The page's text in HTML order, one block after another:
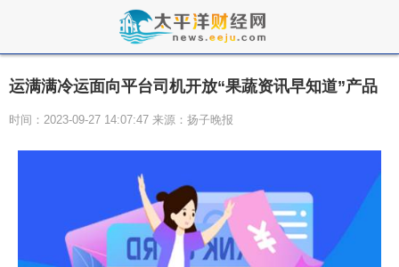
运满满冷运面向平台司机开放“果蔬资讯早知道”产品
时间：2023-09-27 14:07:47 来源：扬子晚报